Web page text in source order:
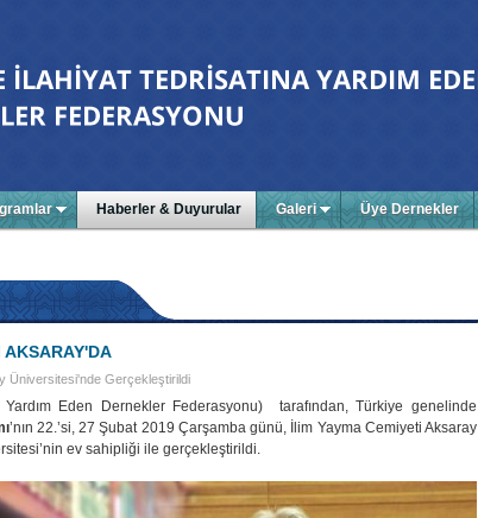
Haberler & Duyurular Galeri Üye Dernekler
AKSARAY'DA
Üniversitesi'nde Gerçekleştirildi
Eden Dernekler Federasyonu) tarafından, Türkiye genelinde
’nın 22.’si, 27 Şubat 2019 Çarşamba günü, İlim Yayma Cemiyeti Aksaray
ev sahipliği ile gerçekleştirildi.